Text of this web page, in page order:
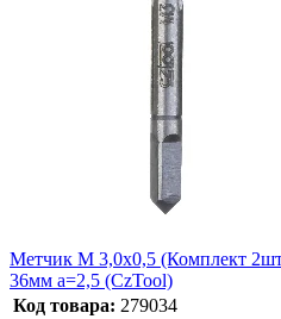
Метчик М 3,0х0,5 (Комплект
36мм a=2,5 (CzTool)
Код товара: 279034